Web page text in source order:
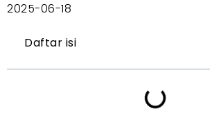
2025-06-18
Daftar isi